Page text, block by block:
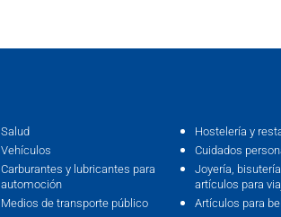
Salud
Vehículos
Carburantes y lubricantes para
automoción
Medios de transporte público
Hostelería y
Cuidados
Joyería,
artículos para
Artículos para